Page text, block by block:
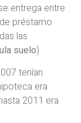
entrega entre
préstamo
las
suelo).
tenían
era
2011 era